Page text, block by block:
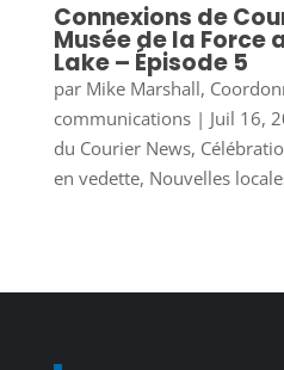
Connexions de
Musée de la Force
Lake – Épisode 5
par Mike Marshall,
communications| Juil 16,
du Courier News,
en vedette, Nouvelles